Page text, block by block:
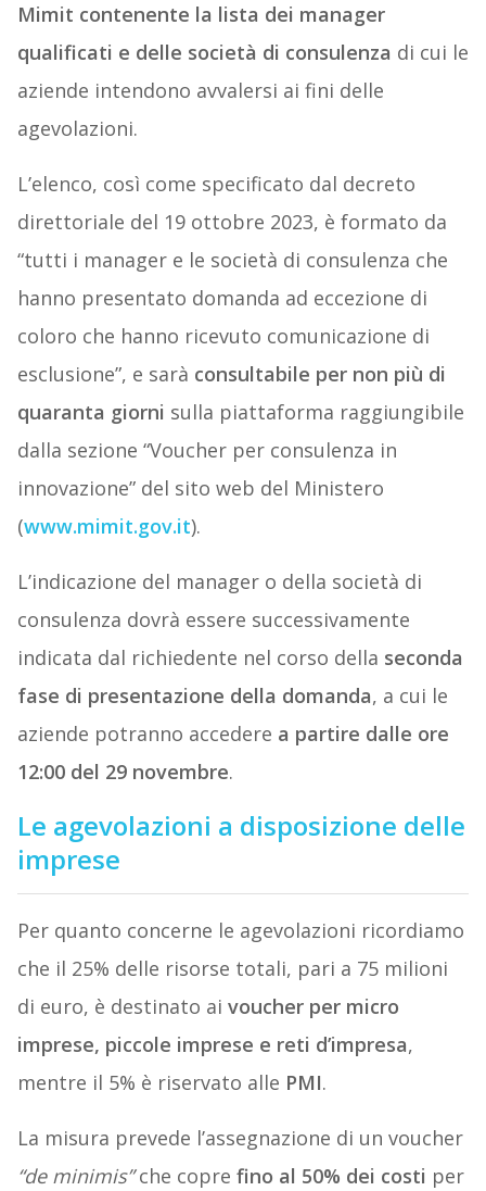
Mimit contenente la lista dei manager
qualificati e delle società di consulenza di cui le
aziende intendono avvalersi ai fini delle
agevolazioni.
L’elenco, così come specificato dal decreto
direttoriale del 19 ottobre 2023, è formato da
“tutti i manager e le società di consulenza che
hanno presentato domanda ad eccezione di
coloro che hanno ricevuto comunicazione di
esclusione”, e sarà consultabile per non più di
quaranta giorni sulla piattaforma raggiungibile
dalla sezione “Voucher per consulenza in
innovazione” del sito web del Ministero
(www.mimit.gov.it).
L’indicazione del manager o della società di
consulenza dovrà essere successivamente
indicata dal richiedente nel corso della seconda
fase di presentazione della domanda, a cui le
aziende potranno accedere a partire dalle ore
12:00 del 29 novembre.
Le agevolazioni a disposizione delle
imprese
Per quanto concerne le agevolazioni ricordiamo
che il 25% delle risorse totali, pari a 75 milioni
di euro, è destinato ai voucher per micro
imprese, piccole imprese e reti d’impresa,
mentre il 5% è riservato alle PMI.
La misura prevede l’assegnazione di un voucher
“de minimis”che copre fino al 50% dei costi per